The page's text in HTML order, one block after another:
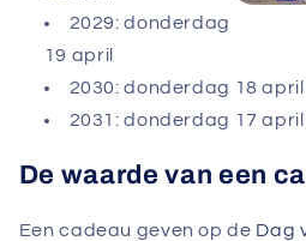
2029: donderdag
19 april
2030: donderdag 18 april
2031: donderdag 17 april
De waarde van een
Een cadeau geven op de Dag